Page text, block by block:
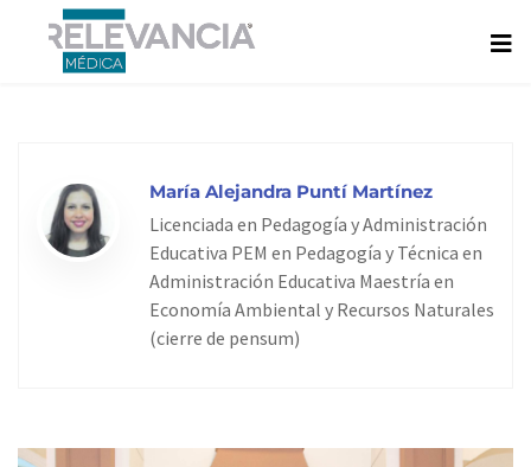
contenido
María Alejandra Puntí Martínez
Licenciada en Pedagogía y Administración
Educativa PEM en Pedagogía y Técnica en
Administración Educativa Maestría en
Economía Ambiental y Recursos Naturales
(cierre de pensum)
PagePagePage Page